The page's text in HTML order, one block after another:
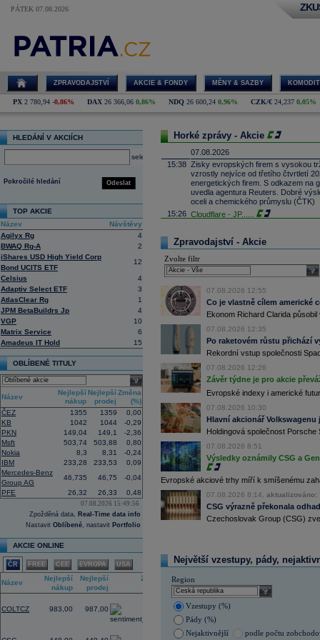
PÁTEK 07.08.2026
ZPRAVODAJSTVÍ AKCIE & FONDY MĚNY & SAZBY
PX 2 780,94 -0,86% DAX 26 366,06 0,86% NDQ 26 600,24 0,96% CZK/€ 24,237 0,05%
HLEDÁNÍ V AKCIÍCH
select
Odeslat
Pokročilé hledání
TOP AKCIE
Název
Návštěvy
Agilyx Rg
4
BWAQ Rg-A
2
iShares USD High Yield Corp
Bond UCITS ETF
12
Celsius
4
Adaptiv Select ETF
3
AtlasClear Rg
1
JPM BetaBuildrs Jp
4
VGP
10
Matrix Service
6
Amadeus IT Hold
15
OBLÍBENÉ TITULY
select
Název
Nejlepší
nákup
Nejlepší
prodej
Změna
(%)
ČEZ
1355 1359
0,00
KB
1042 1044
-0,29
PKN
149,04 149,1
-2,36
Msft
503,74 503,88
0,80
Nokia
8,3 8,31
-0,24
IBM
233,28 233,53
0,09
Mercedes-Benz
Group AG
46,735 46,75
-0,04
PFE
26,32 26,33 0,48
07.08.2026 15:49:56
Zpožděná data, Real-Time data info
Nastavit Oblíbené, nastavit Portfolio
AKCIE ONLINE
ČR FREE CEE EVROPA USA
Název
Nejlepší
nákup
Nejlepší
prodej
Změna
COLTCZ 983,00 987,00
Horké zprávy - Akcie
07.08.2026
15:38 Zisky evropských firem s vysokou
vzrostly nejvíce od třetího čtvrtletí
energetických firem. S odkazem na
uvedla agentura Reuters. Dobré
oceli a chemického průmyslu (ČTK)
15:26 Cloudflare - JP......
14:49 Airbnb -JP Mor......
14:24
13:59 DHL - Bernstein...
13:44 BAE Systems - M...
13:04 Jedna z největších světových
procent v novém provozovateli
Nový společný podnik založí s
Bestsport O2 arenu a O2
investiční společnost, PPF dosud
Akciové podílové fondy za prvních
procenta, smíšené fondy 4,4
akciové fondy podle indexu
procenta a dluhopisové fondy 2,5
11:43
Novo Nordisk -...
11:27 Jedna z největších světových
procent v novém provozovateli
Nový společný podnik založí s
Bestsport O2 arenu a O2
investiční společnost, PPF dosud
11:16 Porsche SE , která je hlavním
se v pololetí propadla do čisté ztráty
Zároveň automobilkuVolkswagen
konkurenceschopnosti (ČTK)
11:02 Italy's Prysmia ...
10:51 EasyJet-JP Mo......
10:28 BP -HSBCsnižu......
10:13 Ahold Delhaize...
8:43 Porsche reportovalo za první
zisku 338 mil.EUR(Bloomberg)
8:37 Akcie Fujifilm klesají o více než 18
listing této části(Bloomberg)
Zpravodajství - Akcie
Zvolte filtr
07.08.2026 12:55
Co je vlastně cílem americké
Ekonom Richard Clarida
07.08.2026 12:35
Po raketovém růstu přichází
Rekordní vstup společnosti
07.08.2026 12:26
Závěr týdne je pro akcie
Evropské indexy i americké
07.08.2026 10:30
Hlavní akcionář
Holdingová společnost
07.08.2026 8:51
Výsledky oznámily CSG a
Evropské akciové trhy míří k smíšenému
07.08.2026 8:14, aktualizováno:
CSG výrazně překonala
Czechoslovak Group (CSG)
Největší vzestupy, pády,
Region
select
Vzestupy (%)
Pády (%)
Nejaktivnější
podle počtu